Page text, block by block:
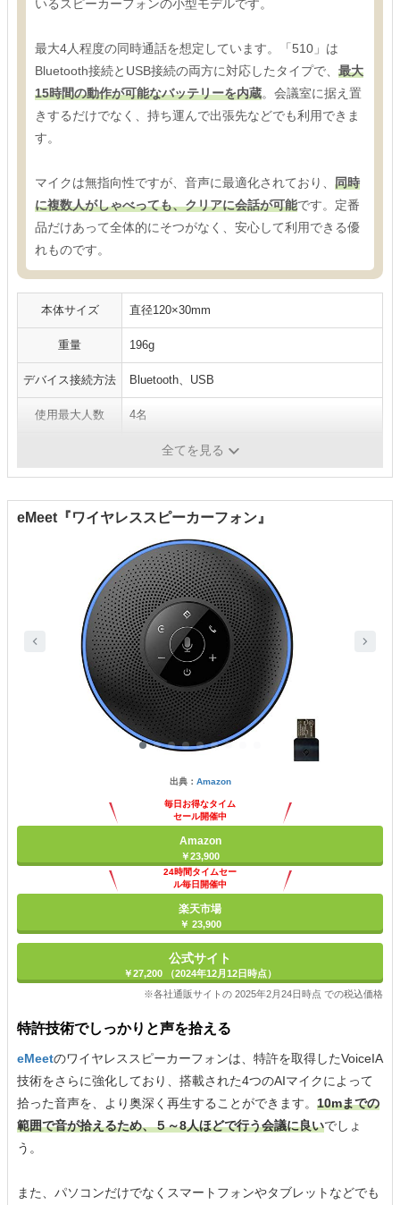
いるスピーカーフォンの小型モデルです。
最大4人程度の同時通話を想定しています。「510」は
Bluetooth接続とUSB接続の両方に対応したタイプで、 最大
15時間の動作が可能なバッテリーを内蔵。会議室に据え置
きするだけでなく、持ち運んで出張先などでも利用できま
す。
マイクは無指向性ですが、音声に最適化されており、 同時
に複数人がしゃべっても、クリアに会話が可能です。定番
品だけあって全体的にそつがなく、安心して利用できる優
れものです。
本体サイズ 直径120×30mm
重量 196g
デバイス接続方法 Bluetooth、USB
使用最大人数 4名
最長15時間全てを見る
eMeet『ワイヤレススピーカーフォン』
出典： Amazon
毎日お得なタイム
セール開催中
Amazon
￥23,900
24時間タイムセー
ル毎日開催中
楽天市場
￥ 23,900
公式サイト
￥27,200 （2024年12月12日時点）
※各社通販サイトの 2025年2月24日時点 での税込価格
特許技術でしっかりと声を拾える
eMeetのワイヤレススピーカーフォンは、特許を取得したVoiceIA
技術をさらに強化しており、搭載された4つのAIマイクによって
拾った音声を、より奥深く再生することができます。 10mまでの
範囲で音が拾えるため、５～8人ほどで行う会議に良いでしょ
う。
また、パソコンだけでなくスマートフォンやタブレットなどでも